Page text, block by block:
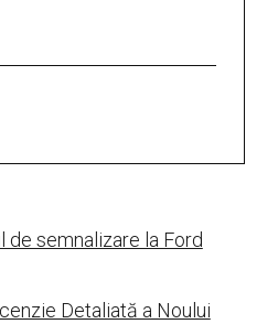
de semnalizare la Ford
Detaliată a Noului